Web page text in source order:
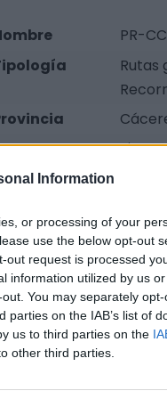
Information
or processing of your
use the below opt-out
out request is processed
information utilized by us
You may separately
on the IAB’s list of
us to third parties on the
other third parties.
PR-
Rutas
Sierra
las grandes
ciervos, sobre
especie. Al llegar